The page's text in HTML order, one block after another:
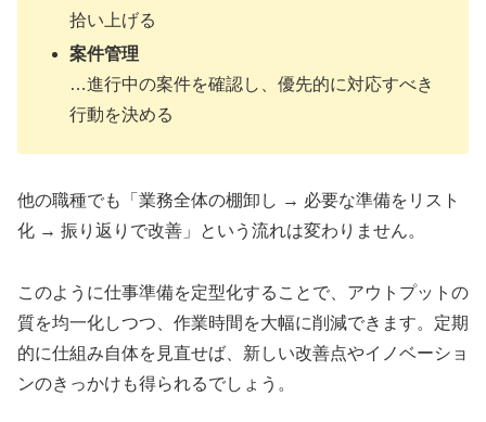
拾い上げる
案件管理
…進行中の案件を確認し、優先的に対応すべき
行動を決める
他の職種でも「業務全体の棚卸し → 必要な準備をリスト
化 → 振り返りで改善」という流れは変わりません。
このように仕事準備を定型化することで、アウトプットの
質を均一化しつつ、作業時間を大幅に削減できます。定期
的に仕組み自体を見直せば、新しい改善点やイノベーショ
ンのきっかけも得られるでしょう。